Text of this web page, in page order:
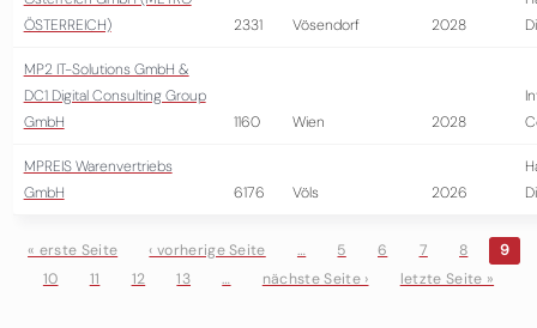
ÖSTERREICH)
2331 Vösendorf 2028
MP2 IT-Solutions GmbH &
DC1 Digital Consulting Group
GmbH
1160 Wien 2028
MPREIS Warenvertriebs
GmbH
6176 Völs 2026
Seiten
« erste Seite ‹ vorherige Seite … 5 6 7 8
9
10
11 12 13 … nächste Seite › letzte Seite »